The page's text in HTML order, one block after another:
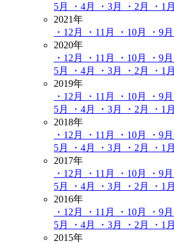
5月
・4月 ・3月 ・2月
・1月
2021年
・12月
・11月 ・10月 ・9月
2020年
・12月
・11月 ・10月 ・9月
5月
・4月 ・3月 ・2月
・1月
2019年
・12月
・11月 ・10月 ・9月
5月
・4月 ・3月 ・2月
・1月
2018年
・12月
・11月 ・10月 ・9月
5月
・4月 ・3月 ・2月
・1月
2017年
・12月
・11月 ・10月 ・9月
5月
・4月 ・3月 ・2月
・1月
2016年
・12月
・11月 ・10月 ・9月
5月
・4月 ・3月 ・2月
・1月
2015年